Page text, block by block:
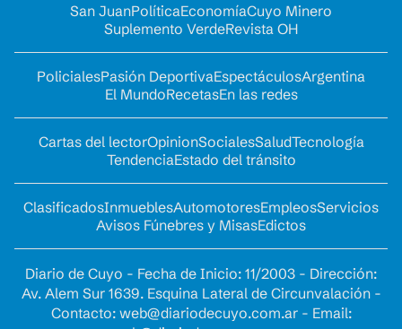
San JuanPolíticaEconomíaCuyo Minero
Suplemento VerdeRevista OH
PolicialesPasión DeportivaEspectáculosArgentina
El MundoRecetasEn las redes
Cartas del lectorOpinionSocialesSaludTecnología
TendenciaEstado del tránsito
ClasificadosInmueblesAutomotoresEmpleosServicios
Avisos Fúnebres y MisasEdictos
Diario de Cuyo - Fecha de Inicio: 11/2003 - Dirección:
Av. Alem Sur 1639. Esquina Lateral de Circunvalación -
Contacto: web@diariodecuyo.com.ar- Email: